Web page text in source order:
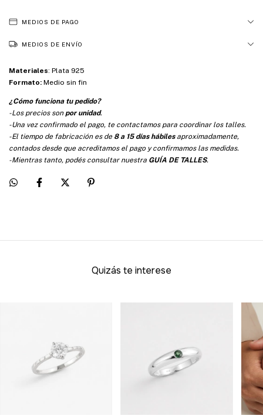
MEDIOS DE PAGO
MEDIOS DE ENVÍO
Materiales: Plata 925
Formato: Medio sin fin
¿Cómo funciona tu pedido?
-Los precios sonpor unidad.
-Una vez confirmado el pago, te contactamos para coordinar los talles.
-El tiempo de fabricación es de 8 a 15 días hábilesaproximadamente,
contados desde que acreditamos el pago y confirmamos las medidas.
-Mientras tanto, podés consultar nuestra GUÍA DE TALLES.
Quizás te interese